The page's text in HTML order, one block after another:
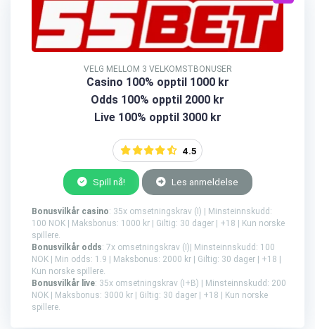
VELG MELLOM 3 VELKOMSTBONUSER
Casino 100% opptil 1000 kr
Odds 100% opptil 2000 kr
Live 100% opptil 3000 kr
4.5
Spill nå! Les anmeldelse
Bonusvilkår casino: 35x omsetningskrav (I) | Minsteinnskudd:
100 NOK | Maksbonus: 1000 kr | Giltig: 30 dager | +18 | Kun norske
spillere.
Bonusvilkår odds: 7x omsetningskrav (I)| Minsteinnskudd: 100
NOK | Min odds: 1.9 | Maksbonus: 2000 kr | Giltig: 30 dager | +18 |
Kun norske spillere.
Bonusvilkår live: 35x omsetningskrav (I+B) | Minsteinnskudd: 200
NOK | Maksbonus: 3000 kr | Giltig: 30 dager | +18 | Kun norske
spillere.